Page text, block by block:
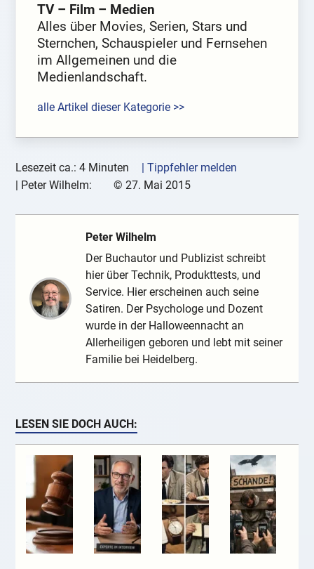
TV – Film – Medien
Alles über Movies, Serien, Stars und
Sternchen, Schauspieler und Fernsehen
im Allgemeinen und die
Medienlandschaft.
alle Artikel dieser Kategorie >>
Lesezeit ca.: 4 Minuten
| Tippfehler melden
| Peter Wilhelm: © 27. Mai 2015
Peter Wilhelm
Der Buchautor und Publizist schreibt
hier über Technik, Produkttests, und
Service. Hier erscheinen auch seine
Satiren. Der Psychologe und Dozent
wurde in der Halloweennacht an
Allerheiligen geboren und lebt mit seiner
Familie bei Heidelberg.
LESEN SIE DOCH AUCH: